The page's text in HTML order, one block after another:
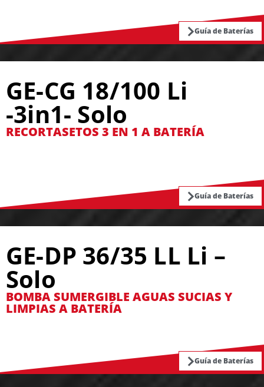
Guía de Baterías
GE-CG 18/100 Li
-3in1- Solo
RECORTASETOS 3 EN 1 A BATERÍA
Guía de Baterías
GE-DP 36/35 LL Li –
Solo
BOMBA SUMERGIBLE AGUAS SUCIAS Y
LIMPIAS A BATERÍA
Guía de Baterías